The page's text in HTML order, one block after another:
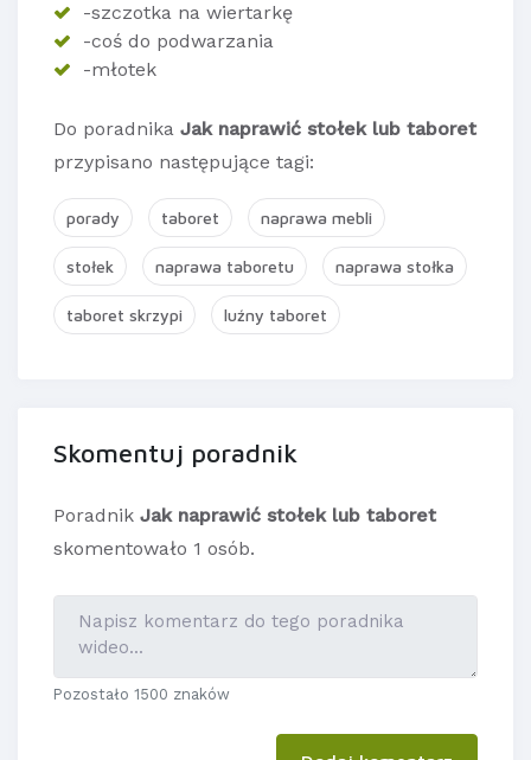
-szczotka na wiertarkę
-coś do podwarzania
-młotek
Do poradnika Jak naprawić stołek lub taboret
przypisano następujące tagi:
porady taboret naprawa mebli
stołek naprawa taboretu naprawa stołka
taboret skrzypi luźny taboret
Skomentuj poradnik
Poradnik Jak naprawić stołek lub taboret
skomentowało 1 osób.
Pozostało 1500 znaków